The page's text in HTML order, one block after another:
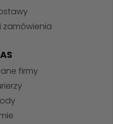
zamówienia
firmy